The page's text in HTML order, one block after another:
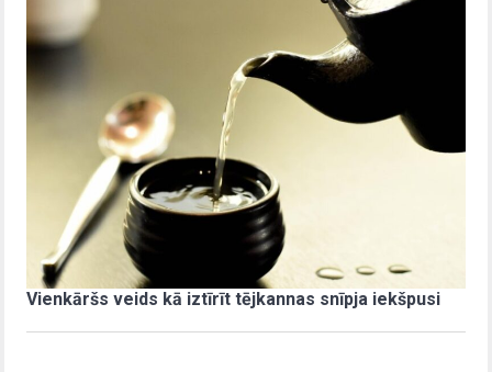
Vienkāršs veids kā iztīrīt tējkannas snīpja iekšpusi